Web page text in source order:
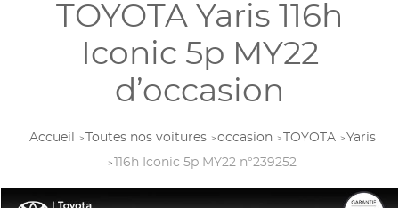
TOYOTA Yaris 116h
Iconic 5p MY22
d’occasion
Accueil Toutes nos voitures occasion TOYOTA
Yaris
116h Iconic 5p MY22 n°239252